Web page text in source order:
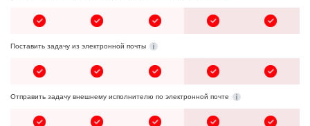
Поставить задачу из электронной почты
Отправить задачу внешнему исполнителю по электронной почте